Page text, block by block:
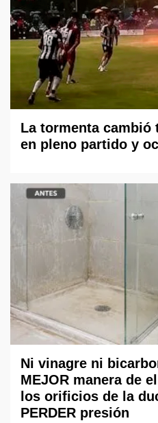
La tormenta cambió
en pleno partido y
Ni vinagre ni
MEJOR manera de
los orificios de la
PERDER presión